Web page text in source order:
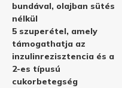
bundával, olajban sütés
nélkül
5 szuperétel, amely
támogathatja az
inzulinrezisztencia és a
2-es típusú
cukorbetegség